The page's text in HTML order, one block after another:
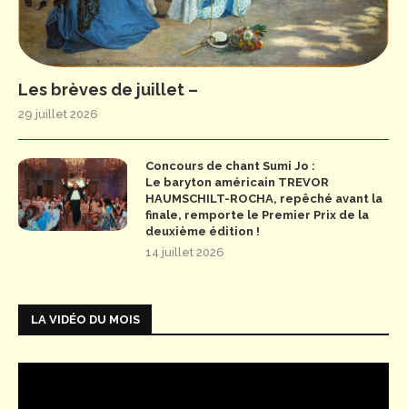
Les brèves de juillet –
29 juillet 2026
Concours de chant Sumi Jo :
Le baryton américain TREVOR
HAUMSCHILT-ROCHA, repêché avant la
finale, remporte le Premier Prix de la
deuxième édition !
14 juillet 2026
LA VIDÉO DU MOIS